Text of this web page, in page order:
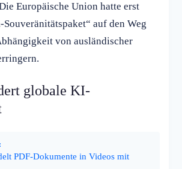
Europäische Union hatte erst
auf den Weg
von ausländischer
globale KI-
PDF-Dokumente in Videos mit